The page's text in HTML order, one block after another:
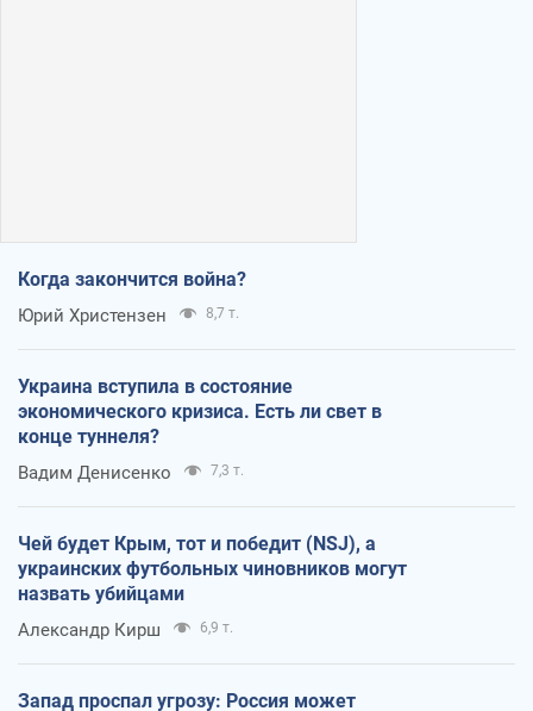
Когда закончится война?
Юрий Христензен 8,7 т.
Украина вступила в состояние
экономического кризиса. Есть ли свет в
конце туннеля?
Вадим Денисенко 7,3 т.
Чей будет Крым, тот и победит (NSJ), а
украинских футбольных чиновников могут
назвать убийцами
Александр Кирш 6,9 т.
Запад проспал угрозу: Россия может